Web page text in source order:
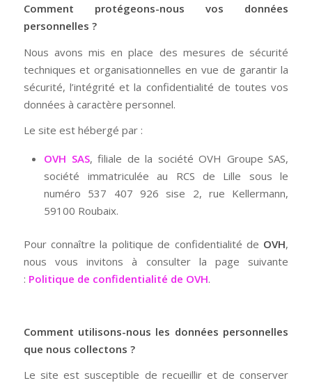
Comment protégeons-nous vos données
personnelles ?
Nous avons mis en place des mesures de sécurité
techniques et organisationnelles en vue de garantir la
sécurité, l’intégrité et la confidentialité de toutes vos
données à caractère personnel.
Le site est hébergé par :
OVH SAS, filiale de la société OVH Groupe SAS,
société immatriculée au RCS de Lille sous le
numéro 537 407 926 sise 2, rue Kellermann,
59100 Roubaix.
Pour connaître la politique de confidentialité de OVH,
nous vous invitons à consulter la page suivante
: Politique de confidentialité de OVH.
Comment utilisons-nous les données personnelles
que nous collectons ?
Le site est susceptible de recueillir et de conserver